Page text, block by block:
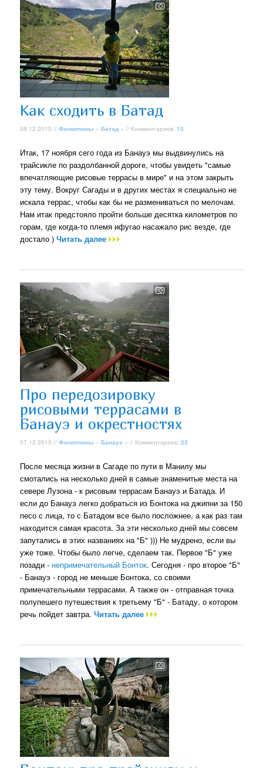
Как сходить в Батад
08.12.2010 //Филиппины »Батад » // Комментариев:13
Итак, 17 ноября сего года из Банауэ мы выдвинулись на
трайсикле по раздолбанной дороге, чтобы увидеть "самые
впечатляющие рисовые террасы в мире" и на этом закрыть
эту тему. Вокруг Сагады и в других местах я специально не
искала террас, чтобы как бы не размениваться по мелочам.
Нам итак предстояло пройти больше десятка километров по
горам, где когда-то племя ифугао насажало рис везде, где
достало )Читать далее
Про передозировку
рисовыми террасами в
Банауэ и окрестностях
07.12.2010 //Филиппины »Банауэ » // Комментариев:23
После месяца жизни в Сагаде по пути в Манилу мы
смотались на несколько дней в самые знаменитые места на
севере Лузона - к рисовым террасам Банауэ и Батада. И
если до Банауэ легко добраться из Бонтока на джипни за 150
песо с лица, то с Батадом все было посложнее, а как раз там
находится самая красота. За эти несколько дней мы совсем
запутались в этих названиях на "Б" ))) Не мудрено, если вы
уже тоже. Чтобы было легче, сделаем так. Первое "Б" уже
позади - непримечательный Бонток. Сегодня - про второе "Б"
- Банауэ - город не меньше Бонтока, со своими
примечательными террасами. А также он - отправная точка
полупешего путешествия к третьему "Б" - Батаду, о котором
речь пойдет завтра.Читать далее